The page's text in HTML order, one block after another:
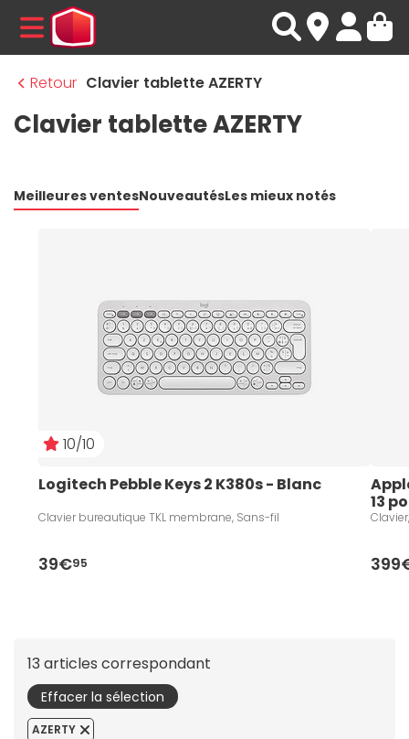
MENU
Retour Clavier tablette AZERTY
Clavier tablette AZERTY
Meilleures ventesNouveautésLes mieux notés
10/10
Logitech Pebble Keys 2 K380s - Blanc
Clavier bureautique TKL membrane, Sans-fil
39€95
13
13 articles correspondant
Effacer la sélection
AZERTY